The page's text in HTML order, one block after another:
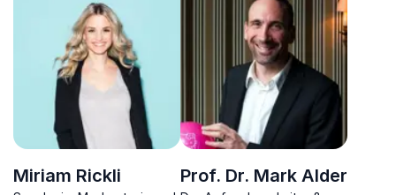
passenden Wörter zu finden
- in jeder Situation
Miriam Rickli Prof. Dr. Mark Alder